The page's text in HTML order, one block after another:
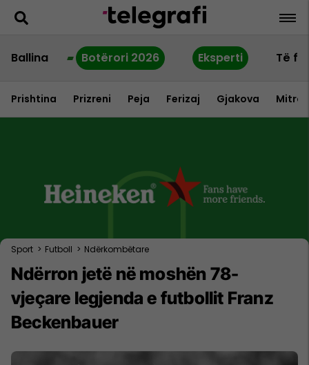
Ballina Botërori 2026 Eksperti Të
Prishtina Prizreni Peja Ferizaj Gjakova
Sport > Futboll > Ndërkombëtare
Ndërron jetë në moshën 78-
vjeçare legjenda e futbollit Franz
Beckenbauer